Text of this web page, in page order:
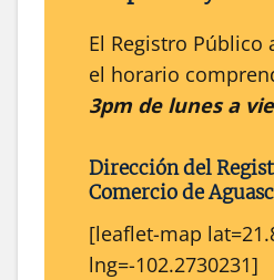
El Registro Público
el horario
3pm de lunes a
Dirección del
Comerciode
[leaflet-map
lng=-102.2730231]